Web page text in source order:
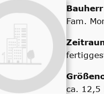
Fam.
ca. 12,5